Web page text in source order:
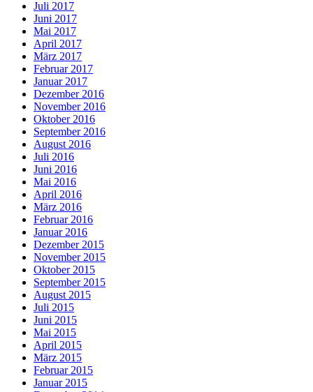
Juli 2017
Juni 2017
Mai 2017
April 2017
März 2017
Februar 2017
Januar 2017
Dezember 2016
November 2016
Oktober 2016
September 2016
August 2016
Juli 2016
Juni 2016
Mai 2016
April 2016
März 2016
Februar 2016
Januar 2016
Dezember 2015
November 2015
Oktober 2015
September 2015
August 2015
Juli 2015
Juni 2015
Mai 2015
April 2015
März 2015
Februar 2015
Januar 2015